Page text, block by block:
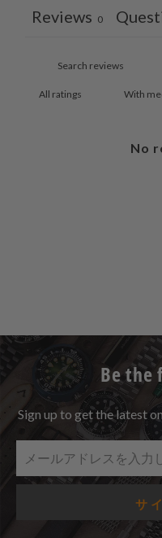
Reviews 0
With
No
Be the
Sign up to get the latest